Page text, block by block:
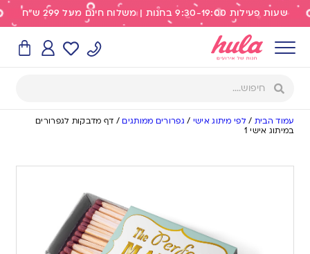
שעות פעילות 9:30-19:00 בחנות | משלוח חינם מעל 299 ש"ח
עמוד הבית / לפי מיתוג אישי / גפרורים ממותגים / דף מדבקות לגפרורים
במיתוג אישי 1